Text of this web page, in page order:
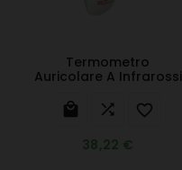
Termometro
Auricolare A Infrarossi
  
38,22 €